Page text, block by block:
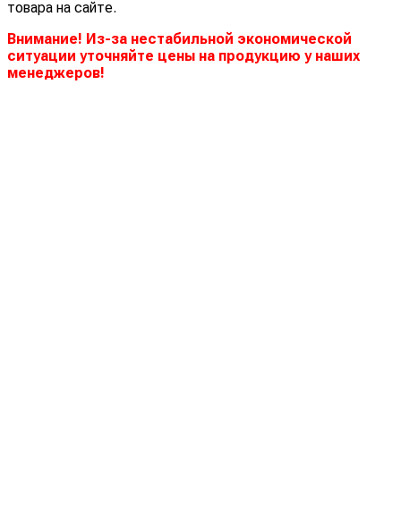
товара на сайте.
Внимание! Из-за нестабильной экономической
ситуации уточняйте цены на продукцию у наших
менеджеров!